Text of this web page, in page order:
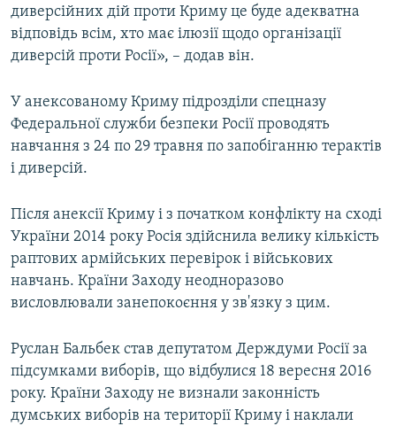
диверсійних дій проти Криму це буде адекватна
відповідь всім, хто має ілюзії щодо організації
диверсій проти Росії», – додав він.
У анексованому Криму підрозділи спецназу
Федеральної служби безпеки Росії проводять
навчання з 24 по 29 травня по запобіганню терактів
і диверсій.
Після анексії Криму і з початком конфлікту на сході
України 2014 року Росія здійснила велику кількість
раптових армійських перевірок і військових
навчань. Країни Заходу неодноразово
висловлювали занепокоєння у зв'язку з цим.
Руслан Бальбек став депутатом Держдуми Росії за
підсумками виборів, що відбулися 18 вересня 2016
року. Країни Заходу не визнали законність
думських виборів на території Криму і наклали